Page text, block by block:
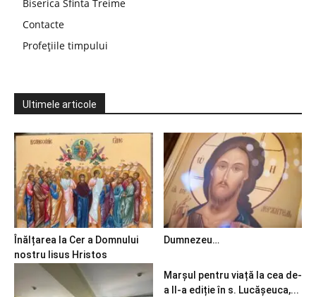
Biserica Sfinta Treime
Contacte
Profețiile timpului
Ultimele articole
Înălțarea la Cer a Domnului
nostru Iisus Hristos
Dumnezeu…
Marșul pentru viață la cea de-
a II-a ediție în s. Lucășeuca,...